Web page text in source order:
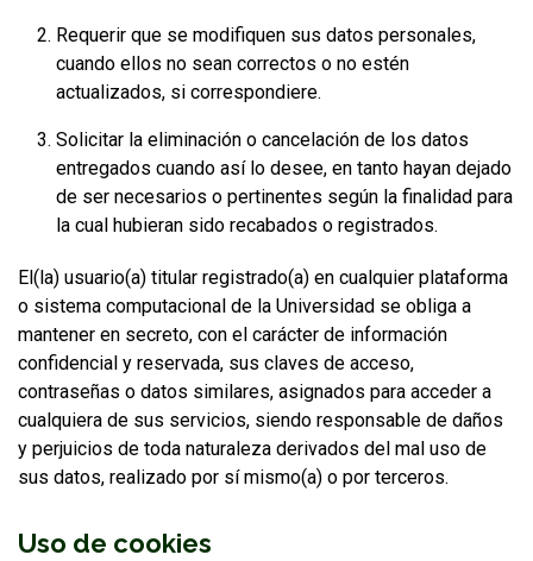
Requerir que se modifiquen sus datos personales,
cuando ellos no sean correctos o no estén
actualizados, si correspondiere.
Solicitar la eliminación o cancelación de los datos
entregados cuando así lo desee, en tanto hayan dejado
de ser necesarios o pertinentes según la finalidad para
la cual hubieran sido recabados o registrados.
El(la) usuario(a) titular registrado(a) en cualquier plataforma
o sistema computacional de la Universidad se obliga a
mantener en secreto, con el carácter de información
confidencial y reservada, sus claves de acceso,
contraseñas o datos similares, asignados para acceder a
cualquiera de sus servicios, siendo responsable de daños
y perjuicios de toda naturaleza derivados del mal uso de
sus datos, realizado por sí mismo(a) o por terceros.
Uso de cookies